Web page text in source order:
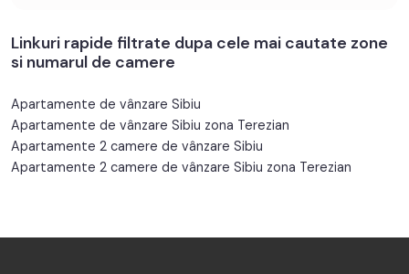
Linkuri rapide filtrate dupa cele mai cautate zone
si numarul de camere
Apartamente de vânzare Sibiu
Apartamente de vânzare Sibiu zona Terezian
Apartamente 2 camere de vânzare Sibiu
Apartamente 2 camere de vânzare Sibiu zona Terezian